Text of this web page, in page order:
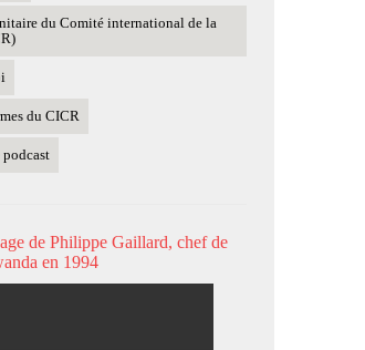
du Comité international de la
du CICR
de Philippe Gaillard, chef de
en 1994